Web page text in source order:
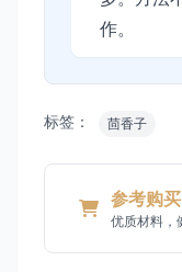
作。
标签： 茴香子
参考购买
优质材料，